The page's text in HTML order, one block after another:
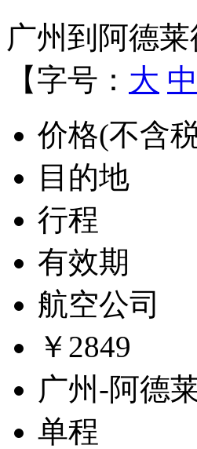
广州到阿德
【字号： 大 中
价格(不含
目的地
行程
有效期
航空公司
￥2849
广州-阿德
单程